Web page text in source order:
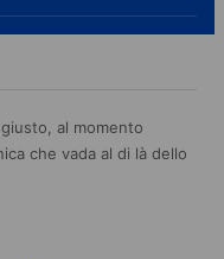
al momento
che vada al di là dello